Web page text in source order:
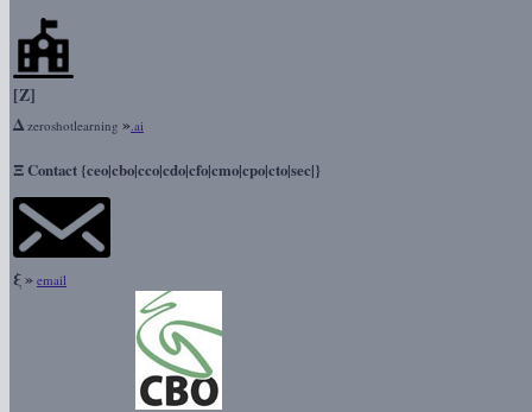
[Z]
Δzeroshotlearning ».ai
ΞContact {ceo|cbo|cco|cdo|cfo|cmo|cpo|cto|sec|}
ξ» email